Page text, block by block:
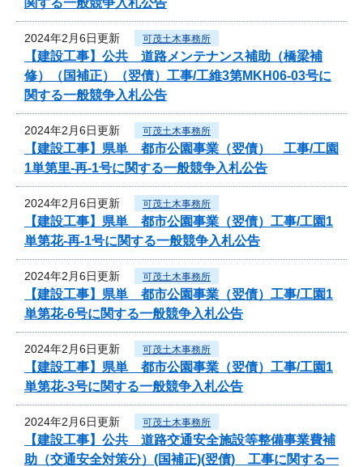
2024年2月6日更新 可茂土木事務所
【建設工事】公共 道路メンテナンス補助（橋梁補
修）（国補正）（翌債）工事/工維3第MKH06-03号に
関する一般競争入札公告
2024年2月6日更新 可茂土木事務所
【建設工事】県単 都市公園事業（翌債） 工事/工園
1単第里-再-1号に関する一般競争入札公告
2024年2月6日更新 可茂土木事務所
【建設工事】県単 都市公園事業（翌債）工事/工園1
単第花-再-1号に関する一般競争入札公告
2024年2月6日更新 可茂土木事務所
【建設工事】県単 都市公園事業（翌債）工事/工園1
単第花-6号に関する一般競争入札公告
2024年2月6日更新 可茂土木事務所
【建設工事】県単 都市公園事業（翌債）工事/工園1
単第花-3号に関する一般競争入札公告
2024年2月6日更新 可茂土木事務所
【建設工事】公共 道路交通安全施設等整備事業費補
助（交通安全対策分）(国補正)(翌債) 工事に関する一